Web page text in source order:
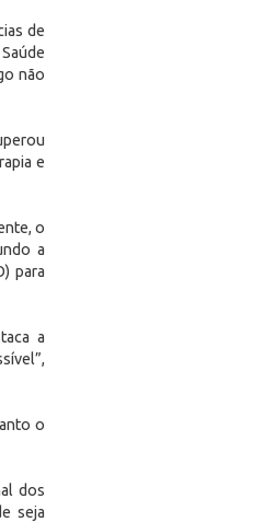
de
não
e
o
a
para
a
o
dos
seja